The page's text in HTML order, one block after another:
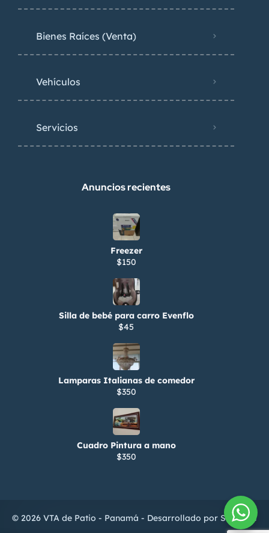
Bienes Raíces (Venta)
Vehículos
Servicios
Anuncios recientes
Freezer
$150
Silla de bebé para carro Evenflo
$45
Lamparas Italianas de comedor
$350
Cuadro Pintura a mano
$350
© 2026 VTA de Patio - Panamá - Desarrollado por ServiTIC